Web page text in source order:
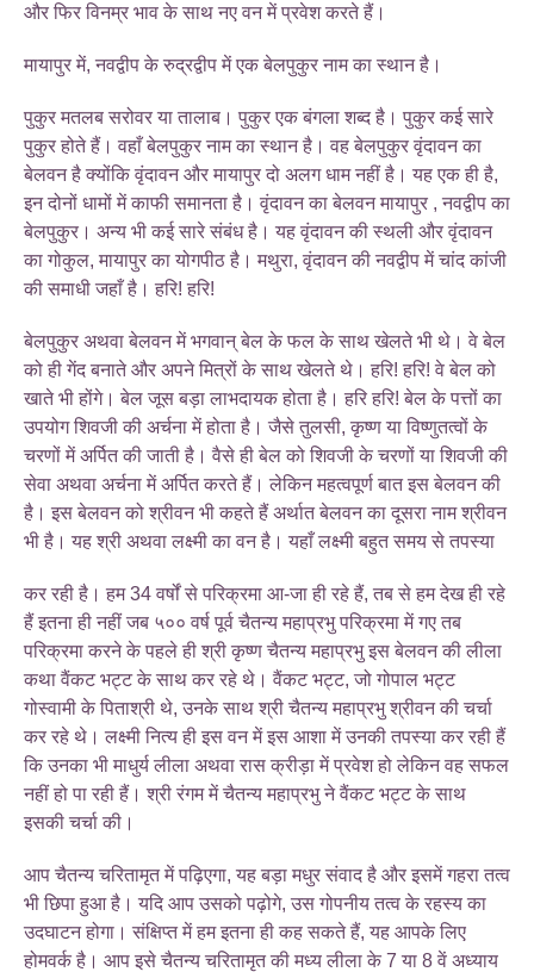
और फिर विनम्र भाव के साथ नए वन में प्रवेश करते हैं।
मायापुर में, नवद्वीप के रुद्रद्वीप में एक बेलपुकुर नाम का स्थान है।
पुकुर मतलब सरोवर या तालाब। पुकुर एक बंगला शब्द है। पुकुर कई सारे
पुकुर होते हैं। वहाँ बेलपुकुर नाम का स्थान है। वह बेलपुकुर वृंदावन का
बेलवन है क्योंकि वृंदावन और मायापुर दो अलग धाम नहीं है। यह एक ही है,
इन दोनों धामों में काफी समानता है। वृंदावन का बेलवन मायापुर , नवद्वीप का
बेलपुकुर। अन्य भी कई सारे संबंध है। यह वृंदावन की स्थली और वृंदावन
का गोकुल, मायापुर का योगपीठ है। मथुरा, वृंदावन की नवद्वीप में चांद कांजी
की समाधी जहाँ है। हरि! हरि!
बेलपुकुर अथवा बेलवन में भगवान् बेल के फल के साथ खेलते भी थे। वे बेल
को ही गेंद बनाते और अपने मित्रों के साथ खेलते थे। हरि! हरि! वे बेल को
खाते भी होंगे। बेल जूस बड़ा लाभदायक होता है। हरि हरि! बेल के पत्तों का
उपयोग शिवजी की अर्चना में होता है। जैसे तुलसी, कृष्ण या विष्णुतत्वों के
चरणों में अर्पित की जाती है। वैसे ही बेल को शिवजी के चरणों या शिवजी की
सेवा अथवा अर्चना में अर्पित करते हैं। लेकिन महत्वपूर्ण बात इस बेलवन की
है। इस बेलवन को श्रीवन भी कहते हैं अर्थात बेलवन का दूसरा नाम श्रीवन
भी है। यह श्री अथवा लक्ष्मी का वन है। यहाँ लक्ष्मी बहुत समय से तपस्या
कर रही है। हम 34 वर्षों से परिक्रमा आ-जा ही रहे हैं, तब से हम देख ही रहे
हैं इतना ही नहीं जब ५०० वर्ष पूर्व चैतन्य महाप्रभु परिक्रमा में गए तब
परिक्रमा करने के पहले ही श्री कृष्ण चैतन्य महाप्रभु इस बेलवन की लीला
कथा वैंकट भट्ट के साथ कर रहे थे। वैंकट भट्ट, जो गोपाल भट्ट
गोस्वामी के पिताश्री थे, उनके साथ श्री चैतन्य महाप्रभु श्रीवन की चर्चा
कर रहे थे। लक्ष्मी नित्य ही इस वन में इस आशा में उनकी तपस्या कर रही हैं
कि उनका भी माधुर्य लीला अथवा रास क्रीड़ा में प्रवेश हो लेकिन वह सफल
नहीं हो पा रही हैं। श्री रंगम में चैतन्य महाप्रभु ने वैंकट भट्ट के साथ
इसकी चर्चा की।
आप चैतन्य चरितामृत में पढ़िएगा, यह बड़ा मधुर संवाद है और इसमें गहरा तत्व
भी छिपा हुआ है। यदि आप उसको पढ़ोगे, उस गोपनीय तत्व के रहस्य का
उदघाटन होगा। संक्षिप्त में हम इतना ही कह सकते हैं, यह आपके लिए
होमवर्क है। आप इसे चैतन्य चरितामृत की मध्य लीला के 7 या 8 वें अध्याय